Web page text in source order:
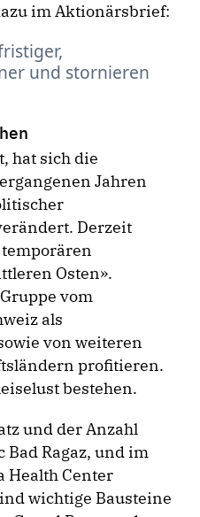
im Aktionärsbrief:
und stornieren
hat sich die
Jahren
Derzeit
Osten».
vom
als
von weiteren
profitieren.
bestehen.
und der Anzahl
Bad Ragaz, und im
Health Center
wichtige Bausteine